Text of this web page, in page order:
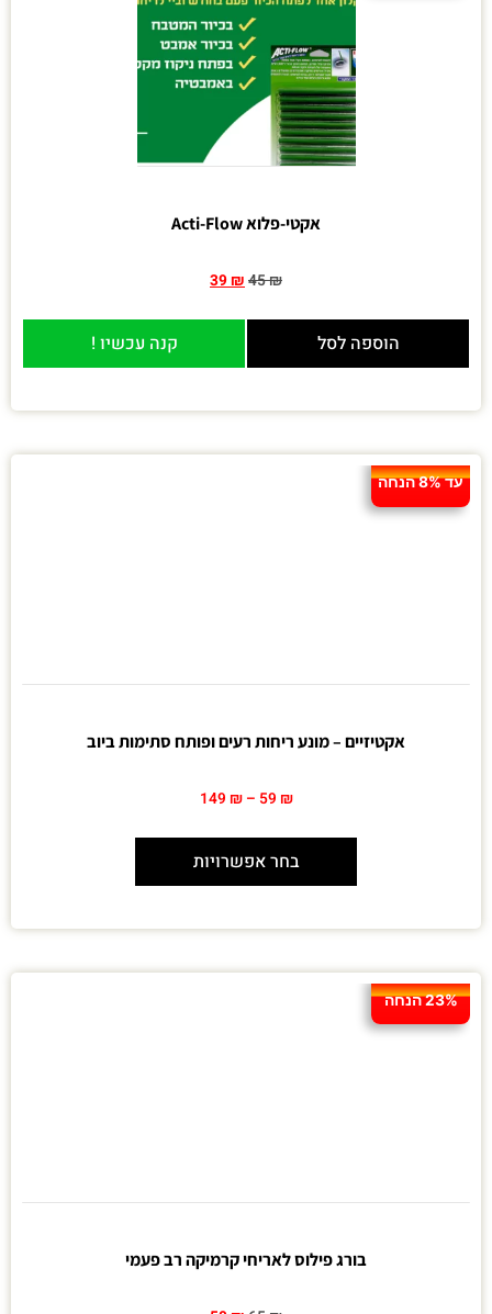
אקטי-פלוא Acti-Flow
45₪
39₪
הוספה לסל קנה עכשיו !
עד 8% הנחה
אקטיזיים – מונע ריחות רעים ופותח סתימות ביוב
59 ₪
–
149 ₪
בחר אפשרויות
23% הנחה
בורג פילוס לאריחי קרמיקה רב פעמי